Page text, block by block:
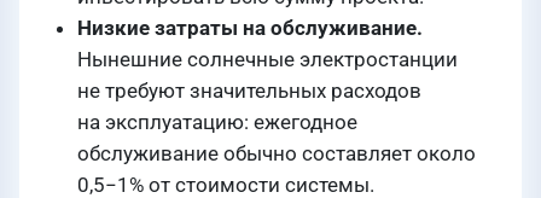
Низкие затраты на обслуживание.
Нынешние солнечные электростанции
не требуют значительных расходов
на эксплуатацию: ежегодное
обслуживание обычно составляет около
0,5−1% от стоимости системы.